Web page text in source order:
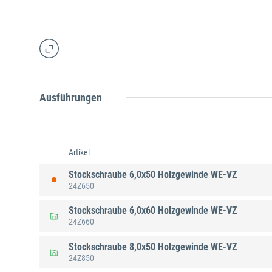
Ausführungen
Artikel
Stockschraube 6,0x50 Holzgewinde WE-VZ
24Z650
Stockschraube 6,0x60 Holzgewinde WE-VZ
24Z660
Stockschraube 8,0x50 Holzgewinde WE-VZ
24Z850